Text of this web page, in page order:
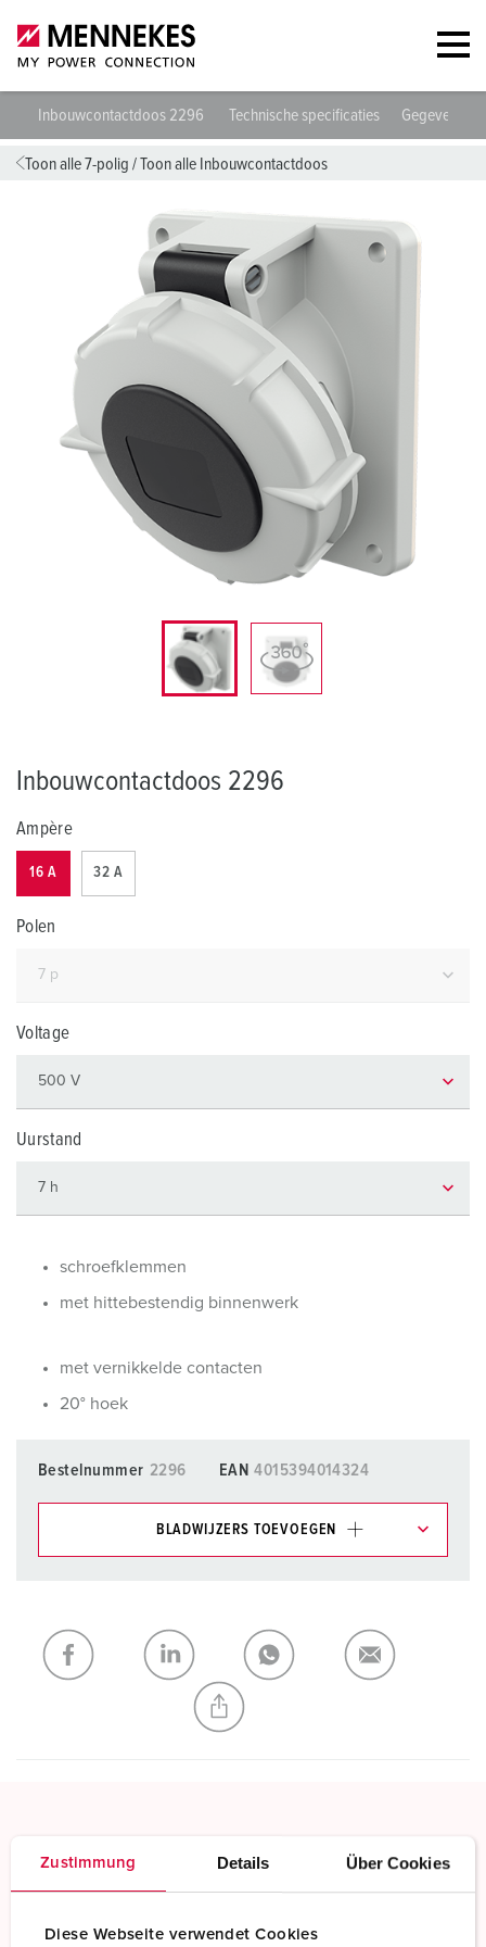
Zustimmung Details Über Cookies
Diese Webseite verwendet Cookies
Inbouwcontactdoos 2296 Technische specificaties
Toon alle 7-polig /Toon alle Inbouwcontactdoos
Inbouwcontactdoos 2296
Ampère
16 A 32 A
Polen
Voltage
Uurstand
schroefklemmen
met hittebestendig binnenwerk
met vernikkelde contacten
20° hoek
Bestelnummer 2296 EAN 4015394014324
BLADWIJZERS TOEVOEGEN
Mijn lijst TOEVOEGEN
NIEUW LIJST MAKEN
Standaard schroefklemmen
Meer informatie